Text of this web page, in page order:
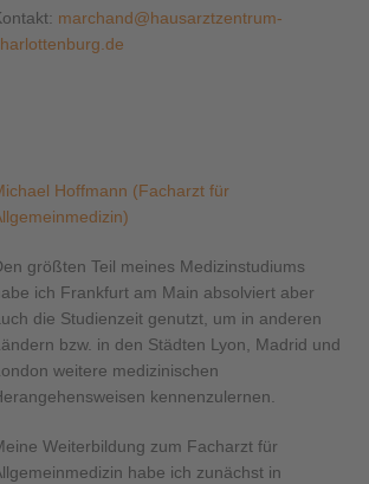
marchand@hausarztzentrum-
Hoffmann (Facharzt für
größten Teil meines Medizinstudiums
ich Frankfurt am Main absolviert aber
die Studienzeit genutzt, um in anderen
bzw. in den Städten Lyon, Madrid und
weitere medizinischen
kennenzulernen.
Weiterbildung zum Facharzt für
habe ich zunächst in